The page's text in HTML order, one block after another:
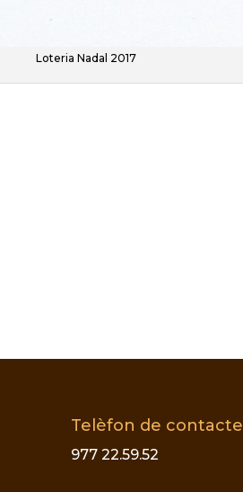
Loteria Nadal 2017
Telèfon de contacte
977 22.59.52